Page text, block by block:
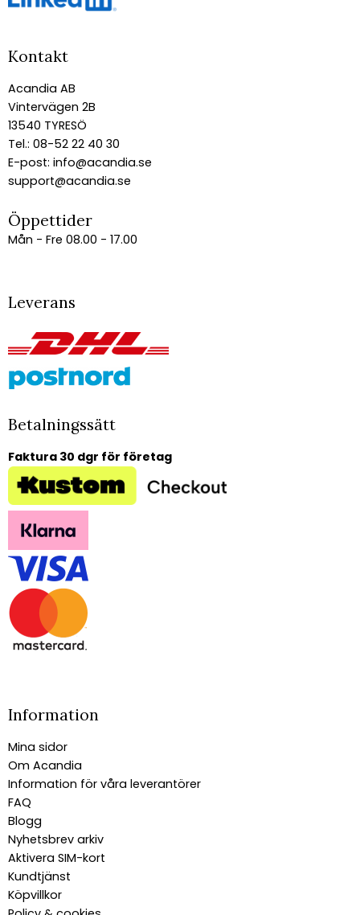
Kontakt
Acandia AB
Vintervägen 2B
13540 TYRESÖ
Tel.: 08-52 22 40 30
E-post: info@acandia.se
support@acandia.se
Öppettider
Mån - Fre 08.00 - 17.00
Leverans
Betalningssätt
Faktura 30 dgr för företag
Information
Mina sidor
Om Acandia
Information för våra leverantörer
FAQ
Blogg
Nyhetsbrev arkiv
Aktivera SIM-kort
Kundtjänst
Köpvillkor